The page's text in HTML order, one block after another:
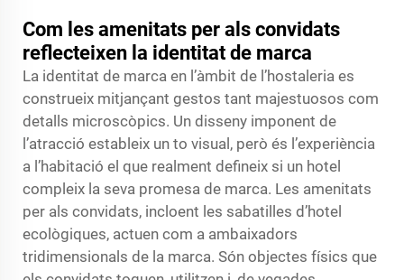
Com les amenitats per als convidats
reflecteixen la identitat de marca
La identitat de marca en l’àmbit de l’hostaleria es
construeix mitjançant gestos tant majestuosos com
detalls microscòpics. Un disseny imponent de
l’atracció estableix un to visual, però és l’experiència
a l’habitació el que realment defineix si un hotel
compleix la seva promesa de marca. Les amenitats
per als convidats, incloent les sabatilles d’hotel
ecològiques, actuen com a ambaixadors
tridimensionals de la marca. Són objectes físics que